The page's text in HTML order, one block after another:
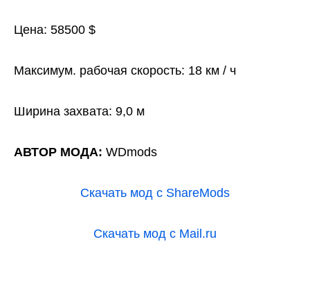
Цена: 58500 $
Максимум. рабочая скорость: 18 км / ч
Ширина захвата: 9,0 м
АВТОР МОДА: WDmods
Скачать мод с ShareMods
Скачать мод с Mail.ru